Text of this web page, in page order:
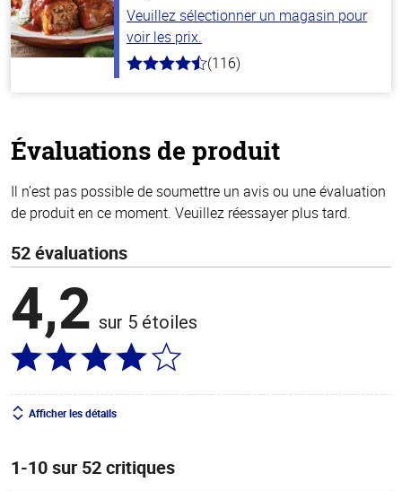
Veuillez sélectionner un magasin pour
voir les prix.
4.2
(116)
Évaluations de produit
Il n’est pas possible de soumettre un avis ou une évaluation
de produit en ce moment. Veuillez réessayer plus tard.
52 évaluations
4,2 sur 5 étoiles
Afficher les détails
1-10 sur 52 critiques